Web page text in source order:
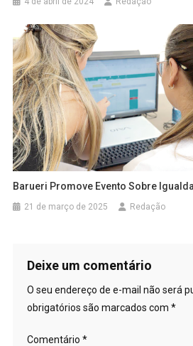
Barueri Promove Evento Sobre
21 de março de 2025 Redação
Deixe um comentário
O seu endereço de e-mail não será
obrigatórios são marcados com *
Comentário *